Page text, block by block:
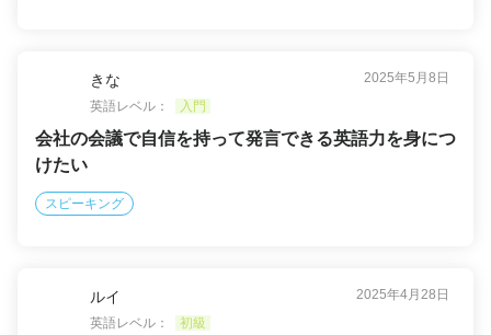
きな
2025年5月8日
英語レベル：
入門
会社の会議で自信を持って発言できる英語力を身につ
けたい
スピーキング
ルイ
2025年4月28日
英語レベル：
初級